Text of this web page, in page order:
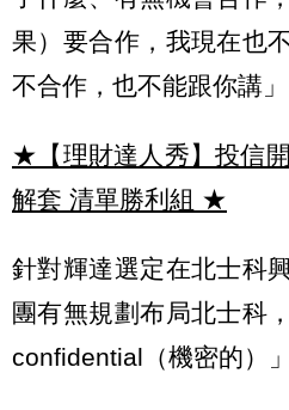
果）要合作，我現在也
不合作，也不能跟你講」
★【理財達人秀】投信
解套 清單勝利組 ★
針對輝達選定在北士科
團有無規劃布局北士科
confidential（機密的）」